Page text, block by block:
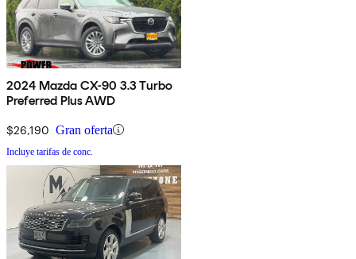
2024 Mazda CX-90 3.3 Turbo
Preferred Plus AWD
$26,190 Gran oferta
Incluye tarifas de conc.